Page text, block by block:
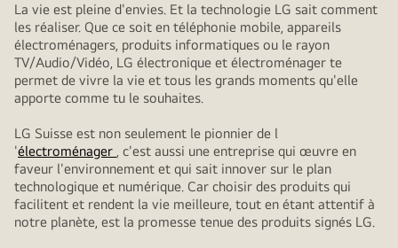
La vie est pleine d'envies. Et la technologie LG sait comment
les réaliser. Que ce soit en téléphonie mobile, appareils
électroménagers, produits informatiques ou le rayon
TV/Audio/Vidéo, LG électronique et électroménager te
permet de vivre la vie et tous les grands moments qu'elle
apporte comme tu le souhaites.
LG Suisse est non seulement le pionnier de l
'électroménager , c'est aussi une entreprise qui œuvre en
faveur l'environnement et qui sait innover sur le plan
technologique et numérique. Car choisir des produits qui
facilitent et rendent la vie meilleure, tout en étant attentif à
notre planète, est la promesse tenue des produits signés LG.